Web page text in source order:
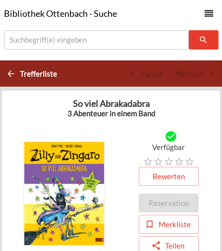
Bibliothek Ottenbach - Suche
Suchbegriff(e) eingeben
Trefferliste Zurück Nächste
So viel Abrakadabra
3 Abenteuer in einem Band
Verfügbar
Bewerten
Reservation
Merkliste
Teilen